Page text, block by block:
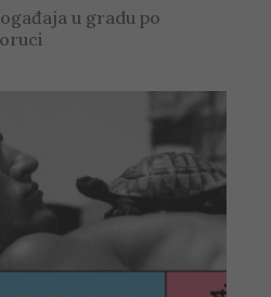
u gradu po